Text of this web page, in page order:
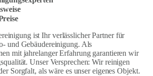
ist Ihr verlässlicher Partner für
und Gebäudereinigung. Als
mit jahrelanger Erfahrung garantieren wir
Unser Versprechen: Wir reinigen
Sorgfalt, als wäre es unser eigenes Objekt.